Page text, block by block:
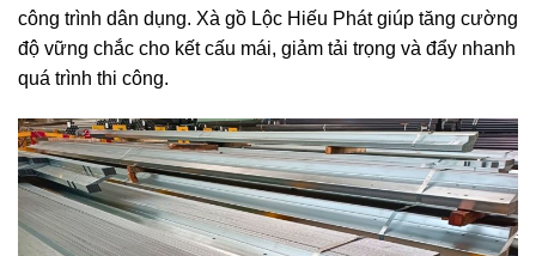
công trình dân dụng. Xà gồ Lộc Hiếu Phát giúp tăng cường
độ vững chắc cho kết cấu mái, giảm tải trọng và đẩy nhanh
quá trình thi công.